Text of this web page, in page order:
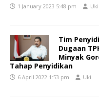
1 January 2023 5:48 pm Uki
Tim
Dugaan
Minyak
Tahap Penyidikan
6 April 2022 1:53 pm Uki